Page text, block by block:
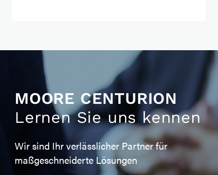
MOORE CENTURION
Lernen Sie uns kennen
Wir sind Ihr verlässlicher Partner für
maßgeschneiderte Lösungen